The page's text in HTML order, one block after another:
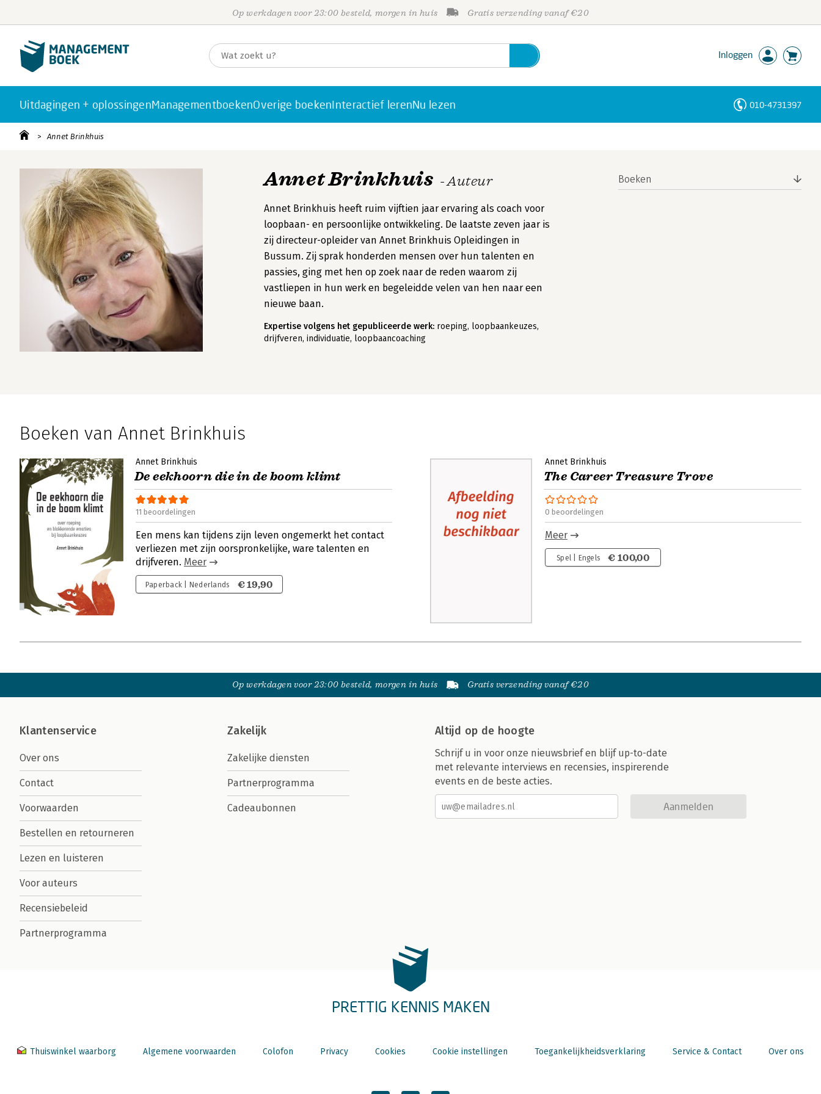
Op werkdagen voor 23:00 besteld, morgen in huis Gratis verzending vanaf €20
Inloggen
Uitdagingen + oplossingenManagementboekenOverige boekenInteractief lerenNu lezen 010-4731397
Annet Brinkhuis
Annet Brinkhuis - Auteur
Annet Brinkhuis heeft ruim vijftien jaar ervaring als coach voor
loopbaan- en persoonlijke ontwikkeling. De laatste zeven jaar is
zij directeur-opleider van Annet Brinkhuis Opleidingen in
Bussum. Zij sprak honderden mensen over hun talenten en
passies, ging met hen op zoek naar de reden waarom zij
vastliepen in hun werk en begeleidde velen van hen naar een
nieuwe baan.
Expertise volgens het gepubliceerde werk: roeping, loopbaankeuzes,
drijfveren, individuatie, loopbaancoaching
Boeken
Boeken van Annet Brinkhuis
Annet Brinkhuis
De eekhoorn die in de boom klimt
11 beoordelingen
Een mens kan tijdens zijn leven ongemerkt het contact
verliezen met zijn oorspronkelijke, ware talenten en
drijfveren. Meer
Paperback | Nederlands € 19,90
Annet Brinkhuis
The Career Treasure Trove
0 beoordelingen
Meer
Spel | Engels € 100,00
Op werkdagen voor 23:00 besteld, morgen in huis Gratis verzending vanaf €20
Klantenservice
Over ons
Contact
Voorwaarden
Bestellen en retourneren
Lezen en luisteren
Voor auteurs
Recensiebeleid
Partnerprogramma
Zakelijk
Zakelijke diensten
Partnerprogramma
Cadeaubonnen
Altijd op de hoogte
Schrijf u in voor onze nieuwsbrief en blijf up-to-date
met relevante interviews en recensies, inspirerende
events en de beste acties.
Aanmelden
PRETTIG KENNIS MAKEN
Thuiswinkel waarborg Algemene voorwaarden Colofon Privacy Cookies Cookie instellingen Toegankelijkheidsverklaring Service & Contact Over ons
Personen